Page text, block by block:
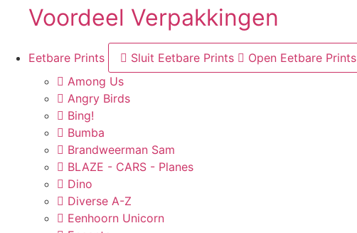
Voordeel Verpakkingen
Eetbare Prints Sluit Eetbare Prints
Open Eetbare Prints
Among Us
Angry Birds
Bing!
Bumba
Brandweerman Sam
BLAZE - CARS - Planes
Dino
Diverse A-Z
Eenhoorn Unicorn